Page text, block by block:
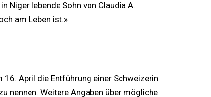
Niger lebende Sohn von Claudia A.
am Leben ist.»
16. April die Entführung einer Schweizerin
nennen. Weitere Angaben über mögliche